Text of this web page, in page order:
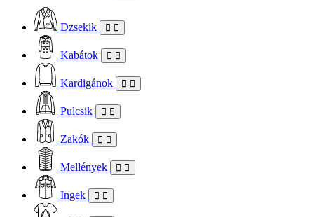
Dzsekik
Kabátok
Kardigánok
Pulcsik
Zakók
Mellények
Ingek